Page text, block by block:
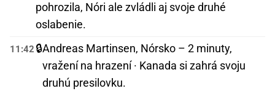
pohrozila, Nóri ale zvládli aj svoje druhé
oslabenie.
11:42 🔒Andreas Martinsen, Nórsko – 2 minuty,
vražení na hrazení · Kanada si zahrá svoju
druhú presilovku.